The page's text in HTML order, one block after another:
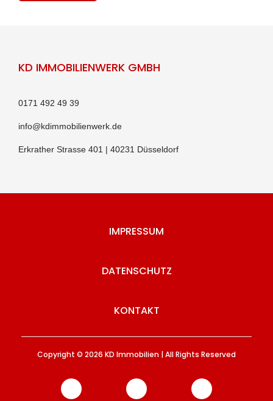
KD IMMOBILIENWERK GMBH
0171 492 49 39
info@kdimmobilienwerk.de
Erkrather Strasse 401 | 40231 Düsseldorf
IMPRESSUM
DATENSCHUTZ
KONTAKT
Copyright © 2026 KD Immobilien | All Rights Reserved